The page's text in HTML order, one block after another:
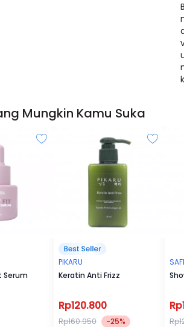
Mungkin Kamu Suka
Serum
PIKARU
Keratin Anti Frizz
Rp120.800
Rp160.950 -25%